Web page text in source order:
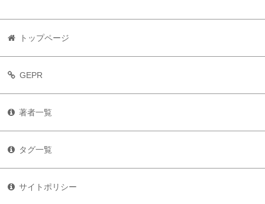
トップページ
GEPR
著者一覧
タグ一覧
サイトポリシー